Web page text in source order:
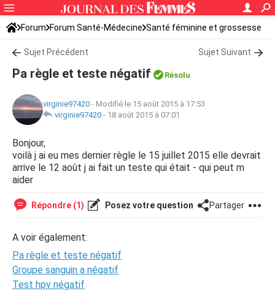
Forum Forum Santé-Médecine Santé féminine et grossesse
Tomber enceinte
Sujet Précédent Sujet Suivant
Pa règle et teste négatif Résolu
virginie97420 - Modifié le 15 août 2015 à 17:53
virginie97420 - 18 août 2015 à 07:01
Bonjour,
voilà j ai eu mes dernier règle le 15 juillet 2015 elle devrait
arrive le 12 août j ai fait un teste qui était - qui peut m
aider
Répondre (1) Posez votre question Partager
A voir également:
Pa règle et teste négatif
Groupe sanguin a négatif
Test hpv négatif